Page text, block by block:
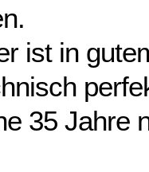
ist in
35 Jahre